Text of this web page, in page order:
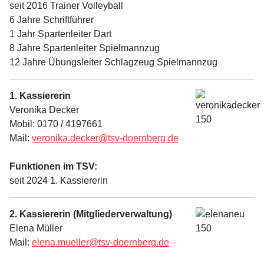
seit 2016 Trainer Volleyball
6 Jahre Schriftführer
1 Jahr Spartenleiter Dart
8 Jahre Spartenleiter Spielmannzug
12 Jahre Übungsleiter Schlagzeug Spielmannzug
1. Kassiererin
Veronika Decker
Mobil: 0170 / 4197661
Mail: veronika.decker@tsv-doernberg.de
Funktionen im TSV:
seit 2024 1. Kassiererin
2. Kassiererin (Mitgliederverwaltung)
Elena Müller
Mail: elena.mueller@tsv-doernberg.de